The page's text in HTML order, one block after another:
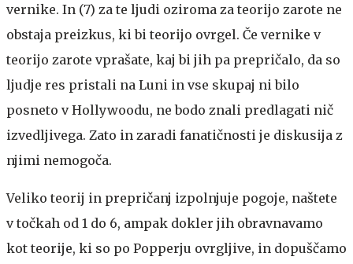
vernike. In (7) za te ljudi oziroma za teorijo zarote ne
obstaja preizkus, ki bi teorijo ovrgel. Če vernike v
teorijo zarote vprašate, kaj bi jih pa prepričalo, da so
ljudje res pristali na Luni in vse skupaj ni bilo
posneto v Hollywoodu, ne bodo znali predlagati nič
izvedljivega. Zato in zaradi fanatičnosti je diskusija z
njimi nemogoča.
Veliko teorij in prepričanj izpolnjuje pogoje, naštete
v točkah od 1 do 6, ampak dokler jih obravnavamo
kot teorije, ki so po Popperju ovrgljive, in dopuščamo